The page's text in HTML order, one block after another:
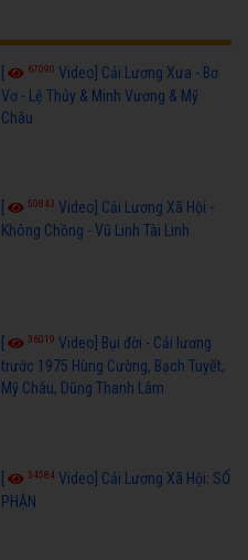
[ 67090 Video] Cải Lương Xưa - Bơ
Vơ - Lệ Thủy & Minh Vương & Mỹ
Châu
50843 Video] Cải Lương Xã Hội -
Không Chồng - Vũ Linh Tài Linh
36019 Video] Bụi đời - Cải lương
trước 1975 Hùng Cường, Bạch Tuyết,
Mỹ Châu, Dũng Thanh Lâm
34584 Video] Cải Lương Xã Hội: SỐ
PHẬN